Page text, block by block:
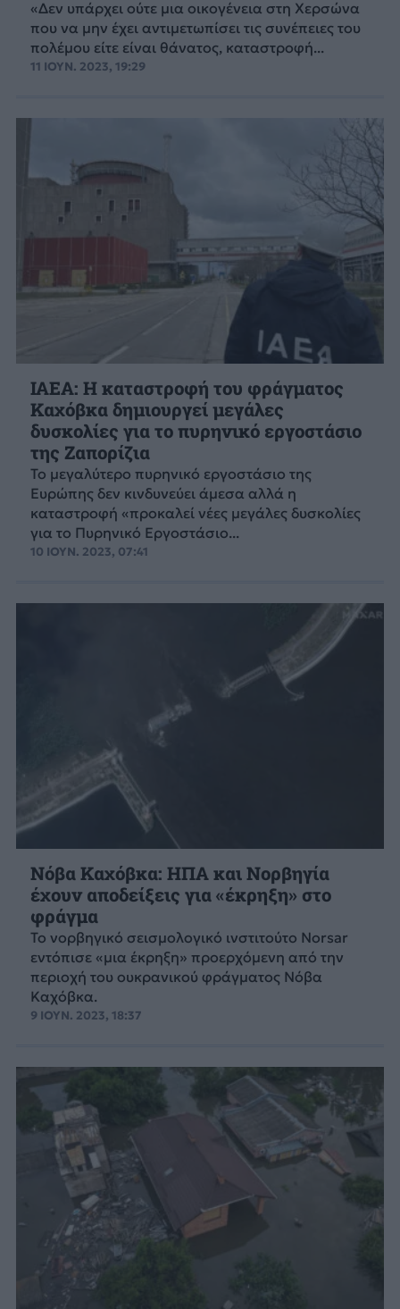
«Δεν υπάρχει ούτε μια οικογένεια στη Χερσώνα
που να μην έχει αντιμετωπίσει τις συνέπειες του
πολέμου είτε είναι θάνατος, καταστροφή...
11 ΙΟΥΝ. 2023, 19:29
ΙΑΕΑ: Η καταστροφή του φράγματος
Καχόβκα δημιουργεί μεγάλες
δυσκολίες για το πυρηνικό εργοστάσιο
της Ζαπορίζια
Το μεγαλύτερο πυρηνικό εργοστάσιο της
Ευρώπης δεν κινδυνεύει άμεσα αλλά η
καταστροφή «προκαλεί νέες μεγάλες δυσκολίες
για το Πυρηνικό Εργοστάσιο...
10 ΙΟΥΝ. 2023, 07:41
Νόβα Καχόβκα: ΗΠΑ και Νορβηγία
έχουν αποδείξεις για «έκρηξη» στο
φράγμα
Το νορβηγικό σεισμολογικό ινστιτούτο Norsar
εντόπισε «μια έκρηξη» προερχόμενη από την
περιοχή του ουκρανικού φράγματος Νόβα
Καχόβκα.
9 ΙΟΥΝ. 2023, 18:37